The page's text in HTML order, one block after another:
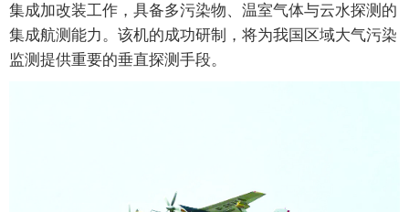
集成加改装工作，具备多污染物、温室气体与云水探测的
集成航测能力。该机的成功研制，将为我国区域大气污染
监测提供重要的垂直探测手段。